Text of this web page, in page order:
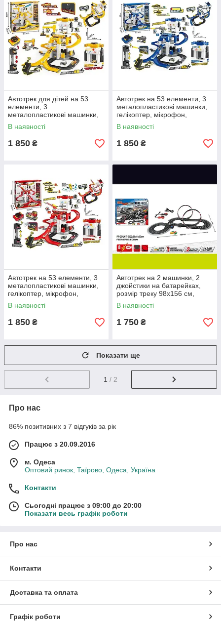
Автотрек для дітей на 53
елементи, 3
металопластикові машинки,
гелікоптер, звуки,
підсвічування, мікрофон,
В наявності
1 850 ₴
Автотрек на 53 елементи, 3
металопластикові машинки,
гелікоптер, мікрофон,
механічний ліфт, стріляє
м’якими патронами
В наявності
1 850 ₴
Автотрек на 53 елементи, 3
металопластикові машинки,
гелікоптер, мікрофон,
механічний ліфт, стріляє
м’якими патронами, водяна
В наявності
1 850 ₴
Автотрек на 2 машинки, 2
джойстики на батарейках,
розмір треку 98х156 см,
масштаб 1:43
В наявності
1 750 ₴
Показати ще
1 / 2
Про нас
86% позитивних з 7 відгуків за рік
Працює з 20.09.2016
м. Одеса
Оптовий ринок, Таїрово, Одеса, Україна
Контакти
Сьогодні працює з 09:00 до 20:00
Показати весь графік роботи
Про нас
Контакти
Доставка та оплата
Графік роботи